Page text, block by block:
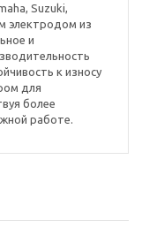
Suzuki,
электродом из
и
к износу
для
более
работе.